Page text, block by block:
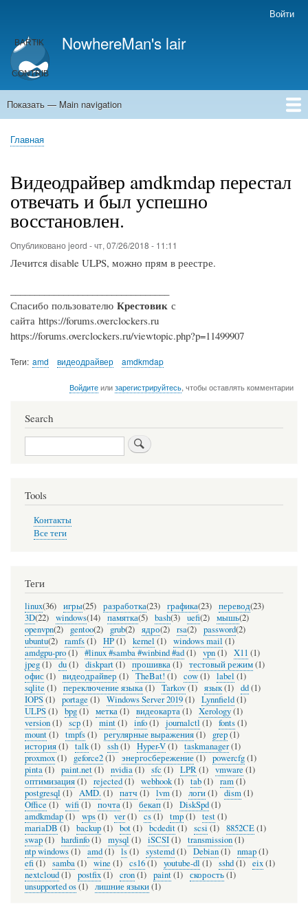
основному
содержанию
account
menu
Войти
NowhereMan's lair
Main
Показать — Main navigation
Главная
Кулинария
Строка
Главная
Видеодрайвер amdkmdap перестал
отвечать и был успешно
восстановлен.
Опубликовано jeord -чт, 07/26/2018 - 11:11
Лечится disable ULPS, можно прям в реестре.
Спасибо пользователю Крестовик с
сайта https://forums.overclockers.ru
https://forums.overclockers.ru/viewtopic.php?p=11499907
Теги amd видеодрайвер amdkmdap
Войдитеилизарегистрируйтесь, чтобы оставлять комментарии
Search
Search
Tools
Контакты
Все теги
Теги
linux(36) игры(25) разработка(23) графика(23) перевод(23)
3D(22) windows(14) памятка(5) bash(3) uefi(2) мышь(2)
openvpn(2) gentoo(2) grub(2) ядро(2) rsa(2) password(2)
ubuntu(2) ramfs(1) HP(1) kernel (1) windows mail (1)
amdgpu-pro(1) #linux #samba #winbind #ad(1) vpn(1) X11 (1)
jpeg(1) du(1) diskpart(1) прошивка(1) тестовый режим(1)
офис(1) видеодрайвер (1) TheBat! (1) cow(1) label (1)
sqlite (1) переключение языка(1) Tarkov(1) язык(1) dd(1)
IOPS(1) portage (1) Windows Server 2019(1) Lynnfield(1)
ULPS(1) bpg(1) метка(1) видеокарта(1) Xerology(1)
version(1) scp(1) mint(1) info(1) journalctl (1) fonts(1)
mount(1) tmpfs(1) регулярные выражения(1) grep(1)
история(1) talk(1) ssh(1) Hyper-V(1) taskmanager(1)
proxmox(1) geforce2(1) энергосбережение(1) powercfg(1)
pinta(1) paint.net(1) nvidia(1) sfc (1) LPR(1) vmware (1)
оптимизация(1) rejected(1) webhook(1) tab(1) ram(1)
postgresql (1) AMD.(1) патч (1) lvm(1) логи(1) dism(1)
Office (1) wifi(1) почта(1) бекап(1) DiskSpd(1)
amdkmdap(1) wps(1) ver(1) cs(1) tmp(1) test(1)
mariaDB (1) backup(1) bot(1) bcdedit(1) scsi (1) 8852CE(1)
swap(1) hardinfo(1) mysql (1) iSCSI(1) transmission(1)
ntp windows(1) amd(1) ls(1) systemd(1) Debian(1) nmap(1)
efi(1) samba(1) wine (1) cs16(1) youtube-dl (1) sshd(1) eix(1)
nextcloud(1) postfix(1) cron(1) paint(1) скорость(1)
unsupported os(1) лишние языки(1)